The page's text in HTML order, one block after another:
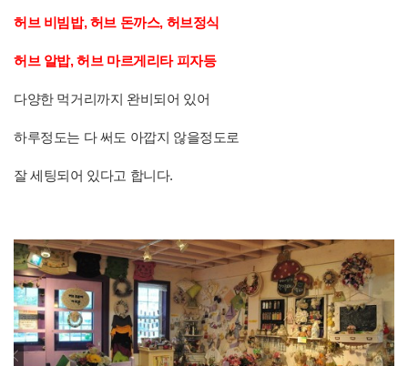
허브 비빔밥, 허브 돈까스, 허브정식
허브 알밥, 허브 마르게리타 피자등
다양한 먹거리까지 완비되어 있어
하루정도는 다 써도 아깝지 않을정도로
잘 세팅되어 있다고 합니다.